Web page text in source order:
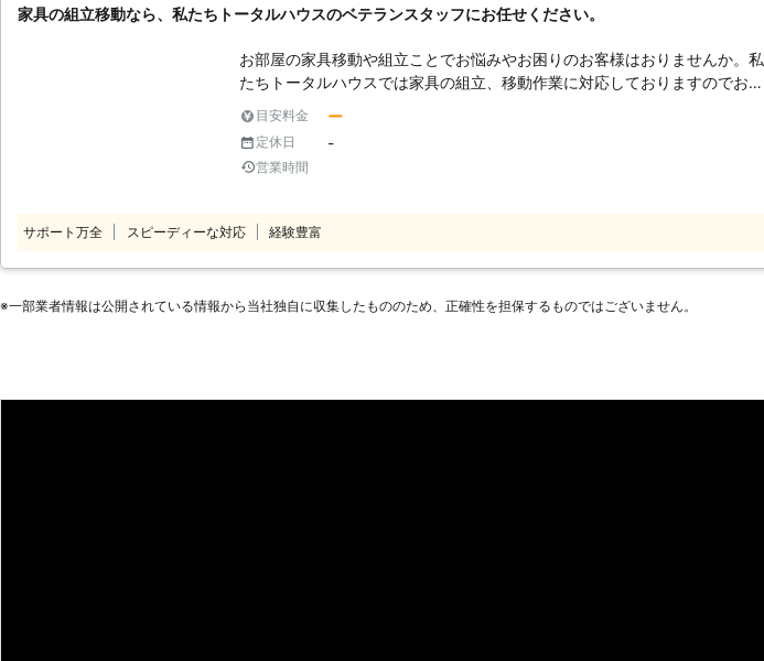
家具の組立移動なら、私たちトータルハウスのベテランスタッフにお任せください。
お部屋の家具移動や組立ことでお悩みやお困りのお客様はおりませんか。私
たちトータルハウスでは家具の組立、移動作業に対応しておりますのでお任
せください。 経験豊富で実績豊富な熟練のプロが迅速に対応し、お客様の
ご要望やご希望に対応します。細かなことまでしっかりと聞き届けますので
ご安心ください。 どのような小さなお悩みでも弊社スタッフが真摯に対応
し解決いたします。 松山市を中心とした愛媛県内にて対応しておりますの
スに対応しております。様々な面からお客様の生活をサポートしますので、
お客様の困ったをお聞かせください。
目安料金 ー
定休日 -
営業時間
サポート万全 スピーディーな対応 経験豊富
※⼀部業者情報は公開されている情報から当社独⾃に収集したもののため、正確性を担保するものではございません。